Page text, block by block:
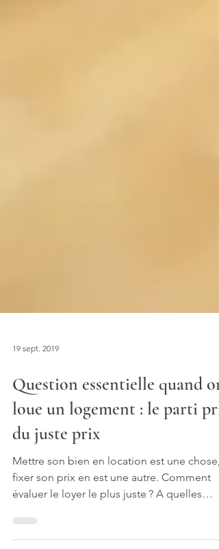
19 sept. 2019
Question essentielle quand on
loue un logement : le parti pris
du juste prix
Mettre son bien en location est une chose,
évaluer le loyer le plus juste ? A quelles
règles se...